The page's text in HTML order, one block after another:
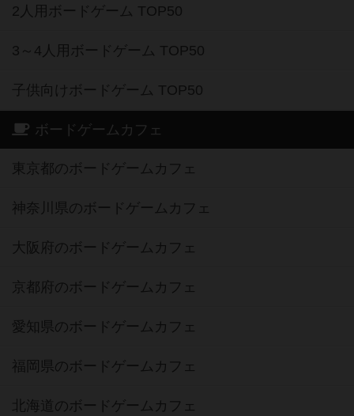
2人用ボードゲーム TOP50
3～4人用ボードゲーム TOP50
子供向けボードゲーム TOP50
ボードゲームカフェ
東京都のボードゲームカフェ
神奈川県のボードゲームカフェ
大阪府のボードゲームカフェ
京都府のボードゲームカフェ
愛知県のボードゲームカフェ
福岡県のボードゲームカフェ
北海道のボードゲームカフェ